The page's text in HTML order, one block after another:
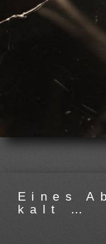
Eines
kalt …